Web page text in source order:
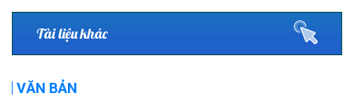
Tài liệu khác
VĂN BẢN